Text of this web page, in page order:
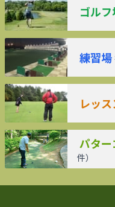
ゴル
練習場
レッス
パタ
件）